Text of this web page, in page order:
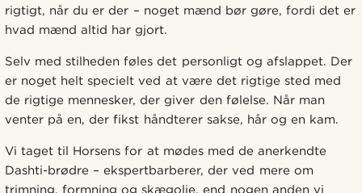
rigtigt, når du er der – noget mænd bør gøre, fordi det er
hvad mænd altid har gjort.
Selv med stilheden føles det personligt og afslappet. Der
er noget helt specielt ved at være det rigtige sted med
de rigtige mennesker, der giver den følelse. Når man
venter på en, der fikst håndterer sakse, hår og en kam.
Vi taget til Horsens for at mødes med de anerkendte
Dashti-brødre – ekspertbarberer, der ved mere om